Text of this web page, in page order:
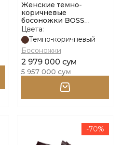
Женские темно-
коричневые
босоножки BOSS
Charlize San50 размер
36
Цвета:
Темно-коричневый
Босоножки
2 979 000 сум
5 957 000 сум
-70%